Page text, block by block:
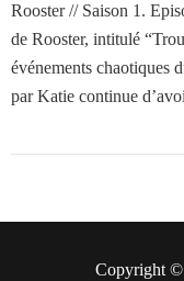
Rooster // Saison 1.
de Rooster, intitulé
événements chaotiques
par Katie continue
Copyright